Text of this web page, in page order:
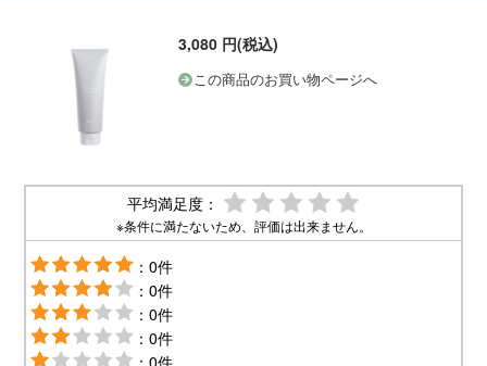
3,080 円(税込)
この商品のお買い物ページへ
平均満足度：
※条件に満たないため、評価は出来ません。
：0件
：0件
：0件
：0件
：0件